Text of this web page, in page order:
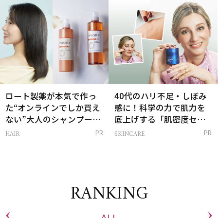
ロート製薬が本気で作っ
た“オンラインでしか買え
ない”大人のシャンプー＆
トリートメントって？
HAIR PR
40代のハリ不足・しぼみ
感に！科学の力で肌力を
底上げする「肌密度セラ
ム」
SKINCARE PR
RANKING